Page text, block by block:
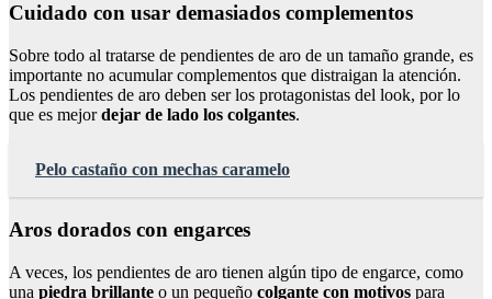
Cuidado con usar demasiados complementos
Sobre todo al tratarse de pendientes de aro de un tamaño grande, es
importante no acumular complementos que distraigan la atención.
Los pendientes de aro deben ser los protagonistas del look, por lo
que es mejordejar de lado los colgantes.
Pelo castaño con mechas caramelo
Aros dorados con engarces
A veces, los pendientes de aro tienen algún tipo de engarce, como
una piedra brillante o un pequeño colgante con motivos para